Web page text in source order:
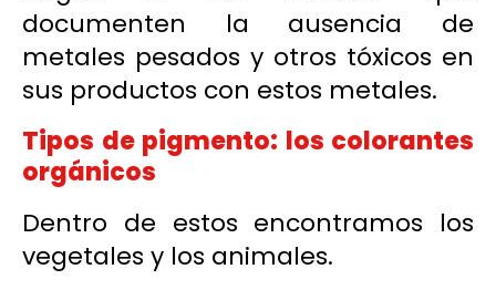
documenten la ausencia de
metales pesados y otros tóxicos en
sus productos con estos metales.
Tipos de pigmento: los colorantes
orgánicos
Dentro de estos encontramos los
vegetales y los animales.